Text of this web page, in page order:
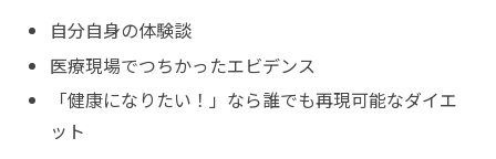
自分自身の体験談
医療現場でつちかったエビデンス
「健康になりたい！」なら誰でも再現可能なダイエ
ット